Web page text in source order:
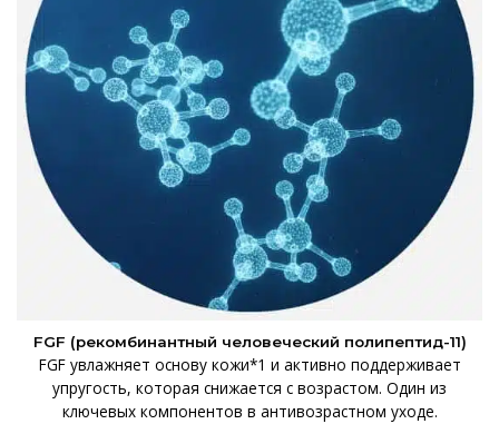
FGF (рекомбинантный человеческий полипептид-11)
FGF увлажняет основу кожи*1 и активно поддерживает
упругость, которая снижается с возрастом. Один из
ключевых компонентов в антивозрастном уходе.